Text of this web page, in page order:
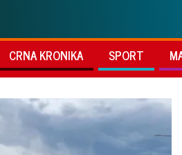
CRNA KRONIKA SPORT